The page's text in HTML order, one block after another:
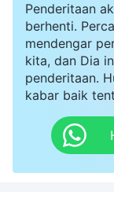
Penderitaan
berhenti.
mendengar
kita, dan Dia
penderitaan.
kabar baik